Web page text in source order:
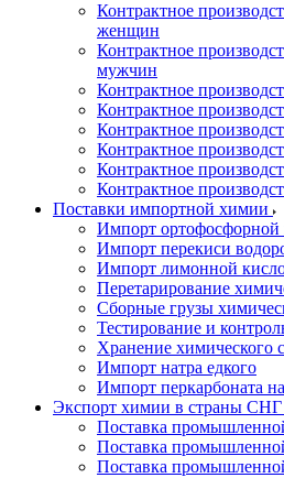
Контрактное
женщин
Контрактное
мужчин
Контрактное
Контрактное
Контрактное
Контрактное
Контрактное
Контрактное
Поставки импортной химии
Импорт ортофосфорной
Импорт перекиси
Импорт лимонной
Перетарирование
Сборные грузы
Тестирование и
Хранение химического
Импорт натра едкого
Импорт перкарбоната
Экспорт химии в страны СНГ
Поставка
Поставка
Поставка